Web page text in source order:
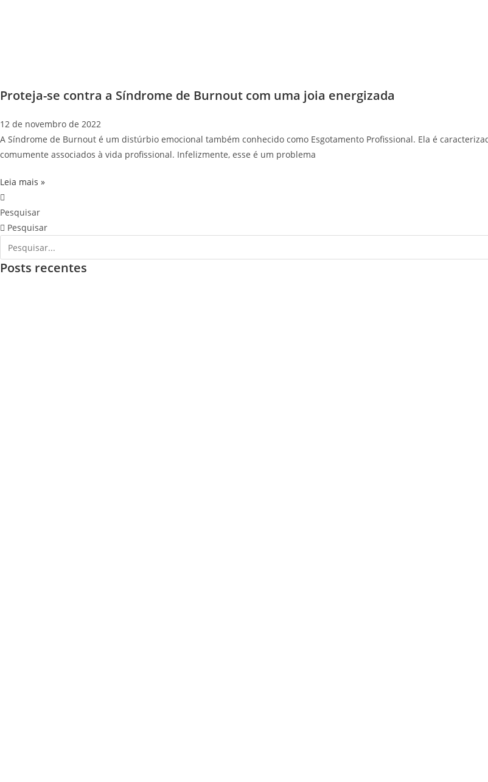
Proteja-se contra a Síndrome de Burnout com uma joia energizada
12 de novembro de 2022
A Síndrome de Burnout é um distúrbio emocional também conhecido como Esgotamento Profissional. Ela é
comumente associados à vida profissional. Infelizmente, esse é um problema
Leia mais »
Pesquisar
Pesquisar
Posts recentes